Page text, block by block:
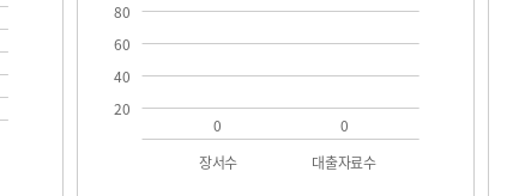
20
40
60
80
장서수 대출자료수
0 0